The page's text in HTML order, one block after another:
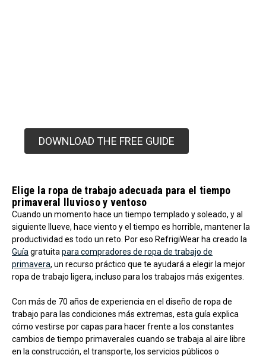
DOWNLOAD THE FREE GUIDE
Elige la ropa de trabajo adecuada para el tiempo
primaveral lluvioso y ventoso
Cuando un momento hace un tiempo templado y soleado, y al
siguiente llueve, hace viento y el tiempo es horrible, mantener la
productividad es todo un reto. Por eso RefrigiWear ha creado la
Guía gratuita para compradores de ropa de trabajo de
primavera, un recurso práctico que te ayudará a elegir la mejor
ropa de trabajo ligera, incluso para los trabajos más exigentes.
Con más de 70 años de experiencia en el diseño de ropa de
trabajo para las condiciones más extremas, esta guía explica
cómo vestirse por capas para hacer frente a los constantes
cambios de tiempo primaverales cuando se trabaja al aire libre
en la construcción, el transporte, los servicios públicos o